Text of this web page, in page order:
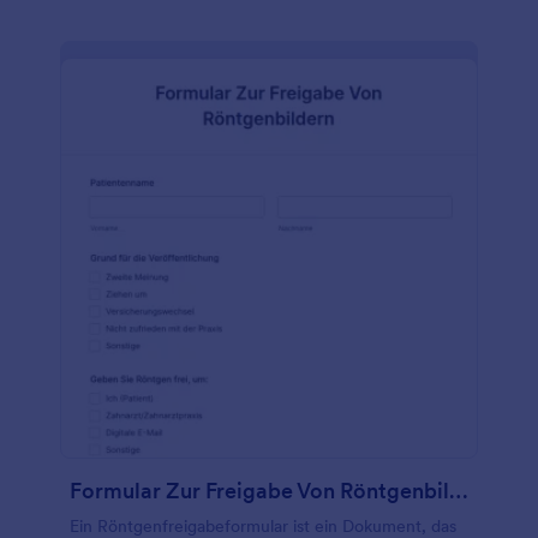
Gesundheitsfragebogen hinzufügen oder löschen
möchten, verwenden Sie unseren Drag & Drop-
hinzufügen und Schriftarten und Farben ändern, um
Ihrer Patienten mit HIPAA-freundlichen Funktionen
zu schützen. Mit einem Online-
Gesundheitsfragebogen, der wichtige medizinische
Daten erfasst und manuelle Prozesse für Sie
und mehr Zeit mit der Betreuung Ihrer Patienten
verbringen.
Formular Zur Freigabe Von Röntgenbildern
Ein Röntgenfreigabeformular ist ein Dokument, das